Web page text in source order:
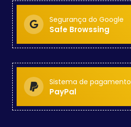
Segurança do Google
Safe Browssing
Sistema de pagamento
PayPal